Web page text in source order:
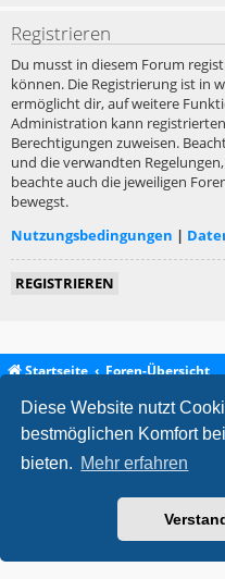
Diese Website nutzt
bestmöglichen Komfort
bieten. Mehr erfahren
Registrieren
Du musst in diesem Forum
können. Die Registrierung ist in
ermöglicht dir, auf weitere
Administration kann
Berechtigungen zuweisen.
und die verwandten
beachte auch die jeweiligen
bewegst.
Nutzungsbedingungen |
REGISTRIEREN
Startseite Foren-Übersicht
metrolike style byEric Seguin
Powered byphpBB ®
Datenschutz